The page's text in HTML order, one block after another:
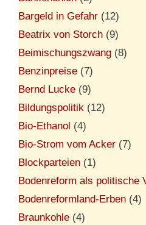
Bargeld in Gefahr (12)
Beatrix von Storch (9)
Beimischungszwang (8)
Benzinpreise (7)
Bernd Lucke (9)
Bildungspolitik (12)
Bio-Ethanol (4)
Bio-Strom vom Acker (7)
Blockparteien (1)
Bodenreform als politische
Bodenreformland-Erben (4)
Braunkohle (4)